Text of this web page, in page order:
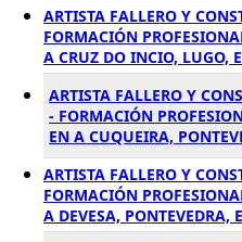
ARTISTA FALLERO Y
FORMACIÓN
A CRUZ DO INCIO, LUGO,
ARTISTA FALLERO Y
- FORMACIÓN
EN A CUQUEIRA,
ARTISTA FALLERO Y
FORMACIÓN
A DEVESA, PONTEVEDRA,